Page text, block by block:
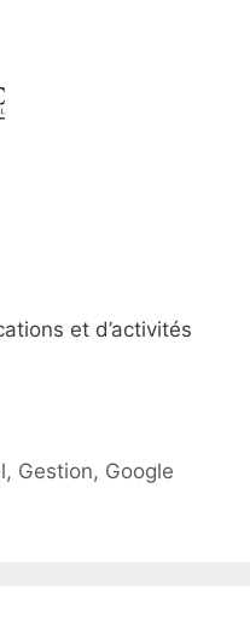
et d’activités
, Gestion, Google